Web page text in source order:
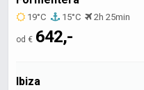
19°C 15°C 2h 25min
od € 642,-
Ibiza